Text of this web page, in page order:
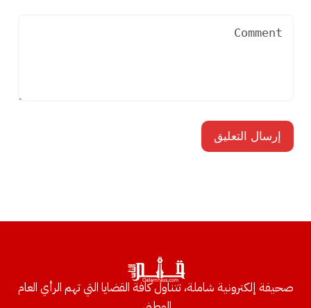
صحيفة إلكترونية شاملة، تتناول كافة القضايا التي تهم الرأي العام